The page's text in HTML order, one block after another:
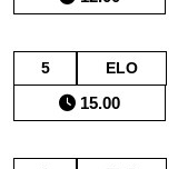
5 ELO
15.00